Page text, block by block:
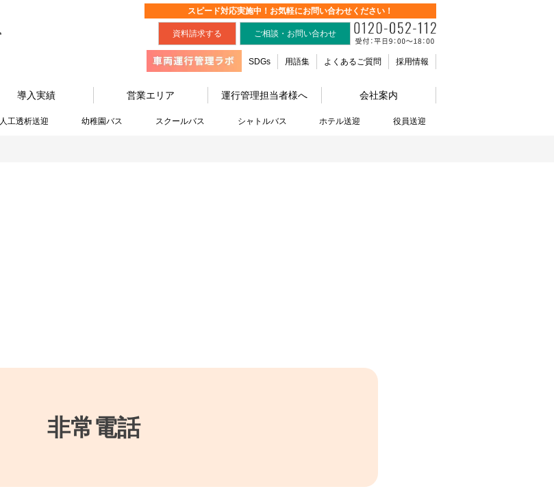
スピード対応実施中！お気軽にお問い合わせください！
資料請求する ご相談・お問い合わせ
SDGs 用語集 よくあるご質問 採用情報
導入実績 営業エリア 運行管理担当者様へ 会社案内
人工透析送迎 幼稚園バス スクールバス シャトルバス ホテル送迎 役員送迎
非常電話